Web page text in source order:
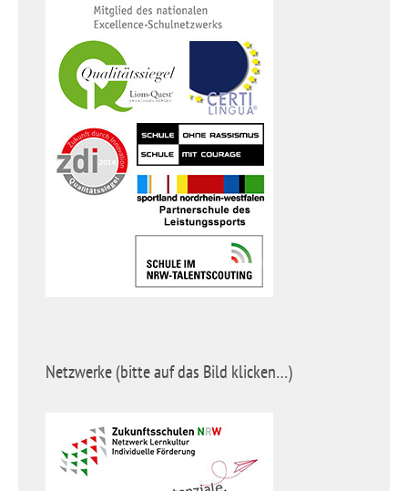
Netzwerke (bitte auf das Bild klicken…)